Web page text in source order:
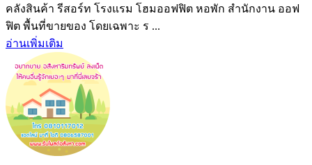
คลังสินค้า รีสอร์ท โรงแรม โฮมออฟฟิต หอพัก สำนักงาน ออฟ
ฟิต พื้นที่ขายของ โดยเฉพาะ ร ...
อ่านเพิ่มเติม